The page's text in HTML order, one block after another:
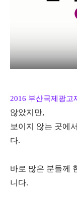
2016 부산국제광고
않았지만,
보이지 않는 곳에
다.
바로 많은 분들께
니다.